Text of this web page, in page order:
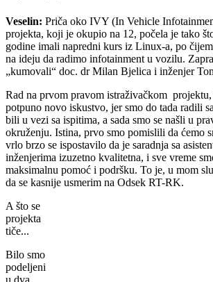
Veselin: Priča oko IVY (In Vehicle
projekta, koji je okupio na 12, počela je tako
godine imali napredni kurs iz Linux-a, po
na ideju da radimo infotainment u vozilu.
„kumovali“ doc. dr Milan Bjelica i inženjer
Rad na prvom pravom istraživačkom projektu,
potpuno novo iskustvo, jer smo do tada radili
bili u vezi sa ispitima, a sada smo se našli u
okruženju. Istina, prvo smo pomislili da ćemo
vrlo brzo se ispostavilo da je saradnja sa
inženjerima izuzetno kvalitetna, i sve vreme
maksimalnu pomoć i podršku. To je, u mom
da se kasnije usmerim na Odsek RT-RK.
A što se
projekta
tiče...
Bilo smo
podeljeni
u dva